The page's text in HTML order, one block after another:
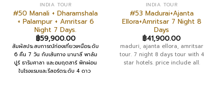
INDIA TOUR
#50 Manali + Dharamshala
+ Palampur + Amritsar 6
Night 7 Days.
฿59,900.00
สัมผัสประสบการณ์ท่องเที่ยวเหนือระดับ
6 คืน 7 วัน กับเส้นทาง มานาลี พาลัม
ปูร์ ธารัมศาลา และอมฤตสาร์ พักผ่อน
ในโรงแรมและรีสอร์ตระดับ 4 ดาว
INDIA TOUR
#53 Madurai+Ajanta
Ellora+Amritsar 7 Night 8
Days
฿41,900.00
maduri, ajanta ellora, amritsar
tour. 7 night 8 days tour with 4
star hotels. price include all.